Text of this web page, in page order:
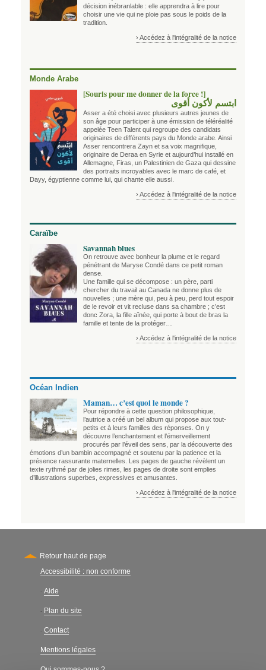
décision inébranlable : elle apprendra à lire pour
choisir une vie qui ne ploie pas sous le poids de la
tradition.
› Accédez à l'intégralité de la notice
Monde Arabe
[Souris pour me donner de la force !]
ابتسم لأكون أقوى
Asser a été choisi avec plusieurs autres jeunes de
son âge pour participer à une émission de téléréalité
appelée Teen Talent qui regroupe des candidats
originaires de différents pays du Monde arabe. Ainsi
Asser rencontrera Zayn et sa voix magnifique,
originaire de Deraa en Syrie et aujourd’hui installé en
Allemagne, Firas, un Palestinien de Gaza qui dessine
des portraits incroyables avec le marc de café, et
Dayy, égyptienne comme lui, qui chante elle aussi.
› Accédez à l'intégralité de la notice
Caraïbe
Savannah blues
On retrouve avec bonheur la plume et le regard
pénétrant de Maryse Condé dans ce petit roman
dense.
Une famille qui se décompose : un père, parti
chercher du travail au Canada ne donne plus de
nouvelles ; une mère qui, peu à peu, perd tout espoir
de le revoir et vit recluse dans sa chambre ; c’est
donc Zora, la fille aînée, qui porte à bout de bras la
famille et tente de la protéger…
› Accédez à l'intégralité de la notice
Océan Indien
Maman… c’est quoi le monde ?
Pour répondre à cette question philosophique,
l’autrice a créé un bel album qui propose aux tout-
petits et à leurs familles des réponses. On y
découvre l’enchantement et l’émerveillement
procurés par l’éveil des sens, par la découverte des
émotions d’un bambin accompagné et soutenu par la patience et la
présence rassurante maternelles. Les pages de gauche révèlent un
texte rythmé par de jolies rimes, les pages de droite sont emplies
d’illustrations superbes, expressives et amusantes.
› Accédez à l'intégralité de la notice
Retour haut de page
Secondary
Accessibilité : non conforme
- Aide
- Plan du site
- Contact
Mentions légales